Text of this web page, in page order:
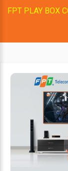
FPT PLAY BOX